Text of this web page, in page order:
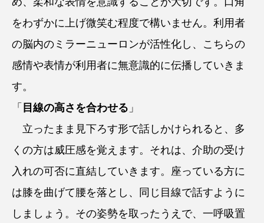
をわずかに上げ微笑む程度で構いません。利用者
の脳内のミラーニューロンが活性化し、こちらの
感情や表情が利用者に無意識的に伝播していきま
す。
「 目線の高さを合わせる 」
立ったまま見下ろす形で話しかけられると、多
くの方は威圧感を覚えます。それは、介助の受け
入れの可否に直結していきます。座っている方に
は膝を曲げて腰を落とし、同じ目線で話すように
しましょう。その姿勢を取ったうえで、一呼吸置